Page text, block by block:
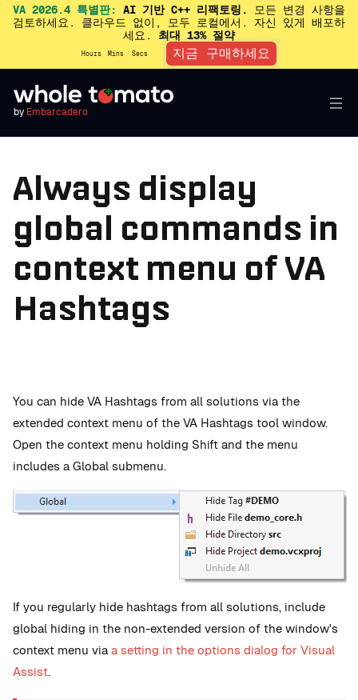
VA 2026.4 특별판: AI 기반 C++ 리팩토링.
모든 변경 사항을
검토하세요. 클라우드 없이, 모두 로컬에서. 자신 있게 배포하
세요. 최대 13% 절약
Hours Mins Secs 지금 구매하세요
by Embarcadero
Always display
global commands in
context menu of VA
Hashtags
You can hide VA Hashtags from all solutions via the
extended context menu of the VA Hashtags tool window.
Open the context menu holding Shift and the menu
includes a Global submenu.
If you regularly hide hashtags from all solutions, include
global hiding in the non-extended version of the window's
context menu via a setting in the options dialog for Visual
Assist.